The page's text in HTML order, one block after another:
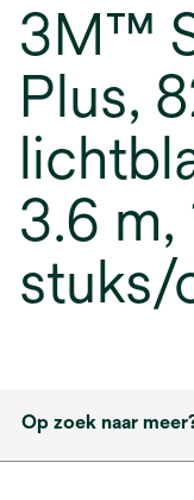
3M™
Plus,
3.6 m,
stuks/
Op zoek naar